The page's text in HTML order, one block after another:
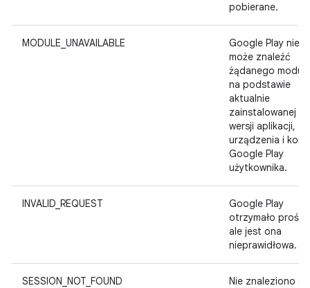
pobierane.
MODULE_UNAVAILABLE
Google Play nie
może znaleźć
żądanego
na podstawie
aktualnie
zainstalowanej
wersji aplikacji,
urządzenia i
Google Play
użytkownika.
INVALID_REQUEST
Google Play
otrzymało
ale jest ona
nieprawidłowa.
SESSION_NOT_FOUND
Nie znaleziono